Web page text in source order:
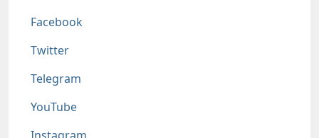
Соц сети
Facebook
Twitter
Telegram
YouTube